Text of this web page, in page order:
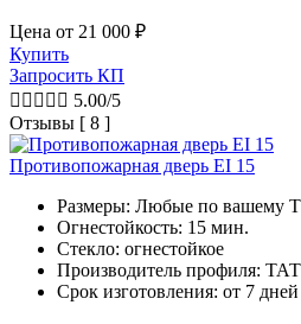
Цена от 21 000 ₽
Купить
Запросить КП
     5.00/5
Отзывы [ 8 ]
Противопожарная дверь EI 15
Размеры: Любые по вашему
Огнестойкость: 15 мин.
Стекло: огнестойкое
Производитель профиля:
Срок изготовления: от 7 дней